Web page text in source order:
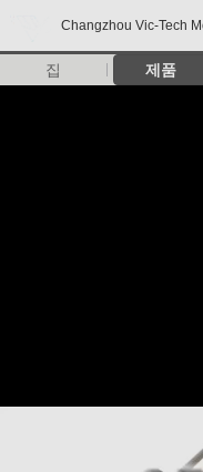
Changzhou Vic-Tech
집 제품